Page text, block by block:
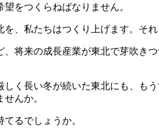
をつくらねばなりません。
、私たちはつくり上げます。それ
将来の成長産業が東北で芽吹き
く長い冬が続いた東北にも、も
んか。
るでしょうか。